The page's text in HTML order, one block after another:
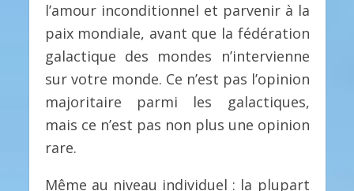
l’amour inconditionnel et parvenir à la
paix mondiale, avant que la fédération
galactique des mondes n’intervienne
sur votre monde. Ce n’est pas l’opinion
majoritaire parmi les galactiques,
mais ce n’est pas non plus une opinion
rare.
Même au niveau individuel : la plupart